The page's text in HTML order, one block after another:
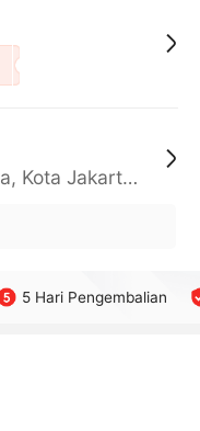
Daerah Khusus Ibukota Jakarta, Kota Jakarta Barat, Cengkareng, yy
5 Hari Pengembalian